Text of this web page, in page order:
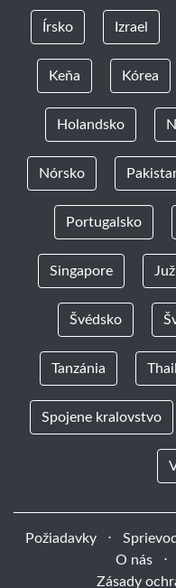
Írsko Izrael
Keňa Kórea
Holandsko
Nórsko
Portugalsko
Singapore
Švédsko
Tanzánia
Spojene kralovstvo
Požiadavky ⋅
O nás
⋅
Zásady